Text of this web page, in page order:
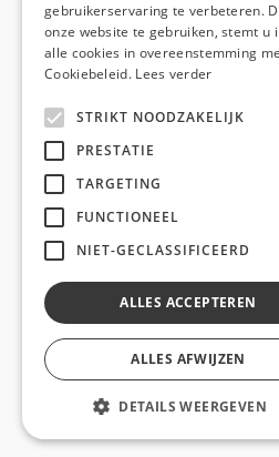
NAVIGATION
Home
Diensten
Realisaties
Copyright © 2019 Anso.
Sitemap-Privacy Policy
webdesigned by
gebruikerservaring te verbeteren.
onze website te gebruiken, stemt u
alle cookies in overeenstemming
Cookiebeleid. Lees verder
STRIKT NOODZAKELIJK
PRESTATIE
TARGETING
FUNCTIONEEL
NIET-GECLASSIFICEERD
ALLES ACCEPTEREN
ALLES AFWIJZEN
DETAILS WEERGEVEN